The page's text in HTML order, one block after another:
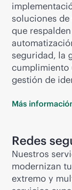
soluciones
que
seguridad, la
cumplimiento
gestión de
Más
Redes
Nuestros
modernizan
extremo y